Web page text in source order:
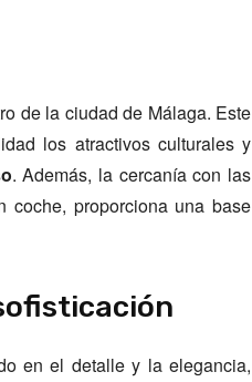
de la ciudad de Málaga. Este
los atractivos culturales y
. Además, la cercanía con las
proporciona una base
en el detalle y la elegancia,